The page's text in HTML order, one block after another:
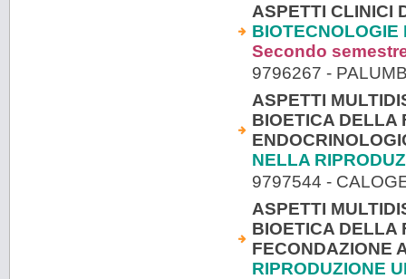
ASPETTI CLINICI
BIOTECNOLOGIE
Secondo
9796267 -
ASPETTI
BIOETICA DELLA
NELLA
9797544 -
ASPETTI
BIOETICA DELLA
FECONDAZIONE
RIPRODUZIONE